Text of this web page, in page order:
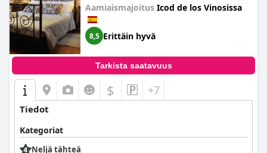
Aamiaismajoitus Icod de los Vinosissa
8,5 Erittäin hyvä
Tarkista saatavuus
$ +7
Tiedot
Kategoriat
Neljä tähteä